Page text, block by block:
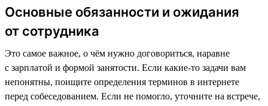
Основные обязанности и ожидания
от сотрудника
Это самое важное, о чём нужно договориться, наравне
с зарплатой и формой занятости. Если какие-то задачи вам
непонятны, поищите определения терминов в интернете
перед собеседованием. Если не помогло, уточните на встрече,